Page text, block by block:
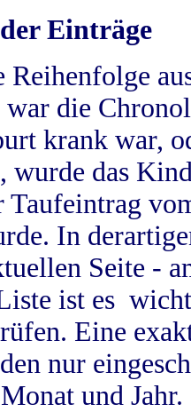
Einträge
war die
krank war,
wurde das
Taufeintrag
In
Seite -
ist es
Eine
nur
und Jahr.